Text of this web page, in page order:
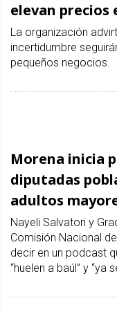
elevan precios
La organización
incertidumbre
pequeños negocios.
Morena inicia
diputadas
adultos
Nayeli Salvatori y
Comisión Nacional
decir en un podcast
“huelen a baúl” y “ya